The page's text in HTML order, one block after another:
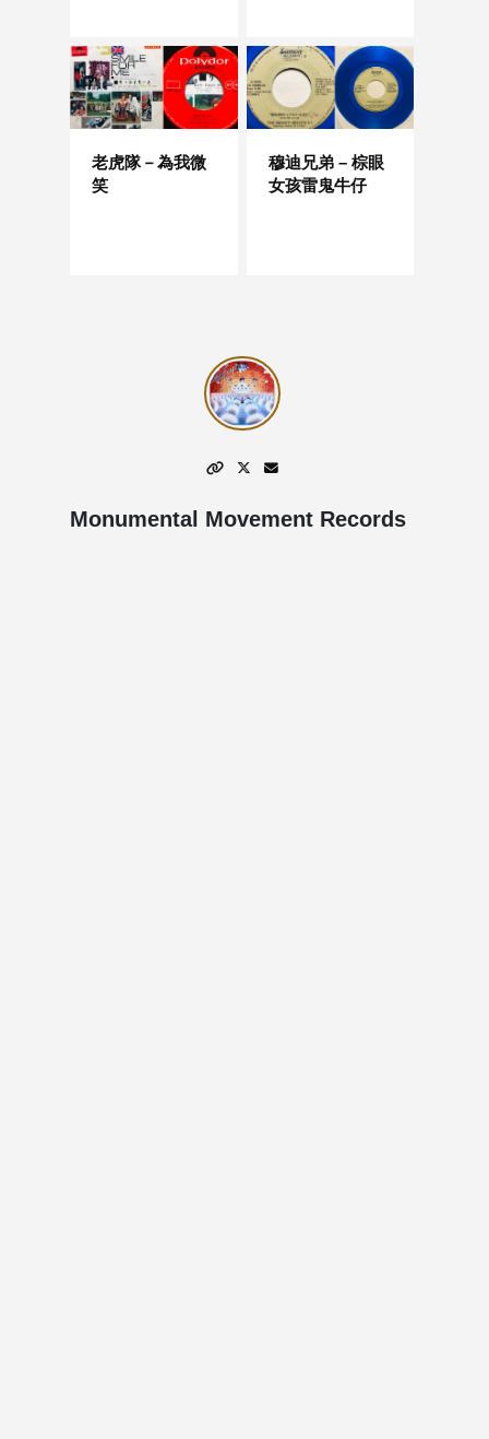
老虎隊－為我微
笑
穆迪兄弟 – 棕眼
女孩雷鬼牛仔
Monumental Movement Records